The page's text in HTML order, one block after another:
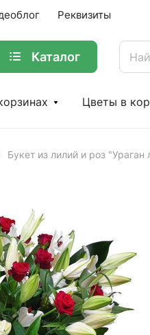
Реквизиты
Каталог
Цветы в
Букет из лилий и роз "Ураган